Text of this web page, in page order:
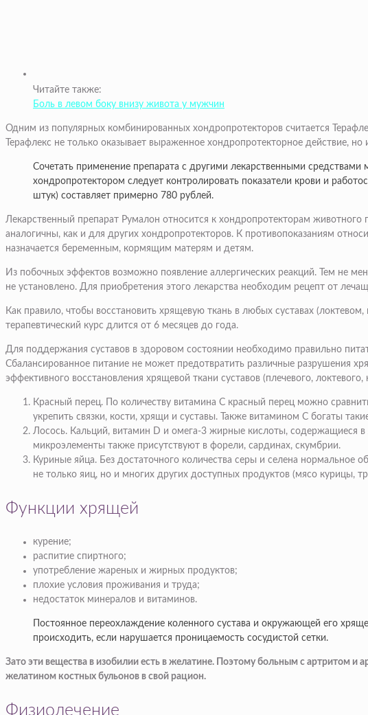
Читайте также:
Боль в левом боку внизу живота у мужчин
Одним из популярных комбинированных хондропротекторов считается
Терафлекс не только оказывает выраженное хондропротекторное действие,
Сочетать применение препарата с другими лекарственными
хондропротектором следует контролировать показатели крови и
штук) составляет примерно 780 рублей.
Лекарственный препарат Румалон относится к хондропротекторам
аналогичны, как и для других хондропротекторов. К противопоказаниям
назначается беременным, кормящим матерям и детям.
Из побочных эффектов возможно появление аллергических реакций. Тем не
не установлено. Для приобретения этого лекарства необходим рецепт от
Как правило, чтобы восстановить хрящевую ткань в любых суставах
терапевтический курс длится от 6 месяцев до года.
Для поддержания суставов в здоровом состоянии необходимо правильно
Сбалансированное питание не может предотвратить различные разрушения
эффективного восстановления хрящевой ткани суставов (плечевого,
Красный перец. По количеству витамина С красный перец можно
укрепить связки, кости, хрящи и суставы. Также витамином С богаты
Лосось. Кальций, витамин D и омега-3 жирные кислоты, содержащиеся в
микроэлементы также присутствуют в форели, сардинах, скумбрии.
Куриные яйца. Без достаточного количества серы и селена
не только яиц, но и многих других доступных продуктов (мясо курицы,
Функции хрящей
курение;
распитие спиртного;
употребление жареных и жирных продуктов;
плохие условия проживания и труда;
недостаток минералов и витаминов.
Постоянное переохлаждение коленного сустава и окружающей его
происходить, если нарушается проницаемость сосудистой сетки.
Зато эти вещества в изобилии есть в желатине. Поэтому больным с артритом и
желатином костных бульонов в свой рацион.
Физиолечение